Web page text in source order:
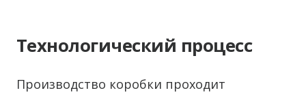
Технологический процесс
Производство коробки проходит